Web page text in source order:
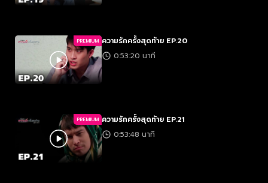
PREMIUM ความรักครั้งสุดท้าย EP.20
0:53:20 นาที
PREMIUM ความรักครั้งสุดท้าย EP.21
0:53:48 นาที